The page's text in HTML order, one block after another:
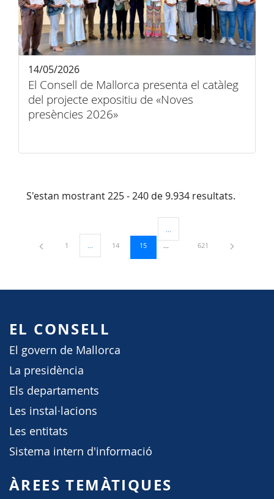
El Consell de Mallorca presenta el catàleg
del projecte expositiu de «Noves
presències 2026»
14/05/2026
S'estan mostrant 225 - 240 de 9.934 resultats.
Pàgina
1 ...Pàgines intermèdies Utilitzeu TAB per navegar.
Pàgina
14 Pàgina
15
Pàgines intermèdies Utilitzeu
Pàgina
621
EL CONSELL
El govern de Mallorca
La presidència
Els departaments
Les instal·lacions
Les entitats
Sistema intern d'informació
ÀREES TEMÀTIQUES